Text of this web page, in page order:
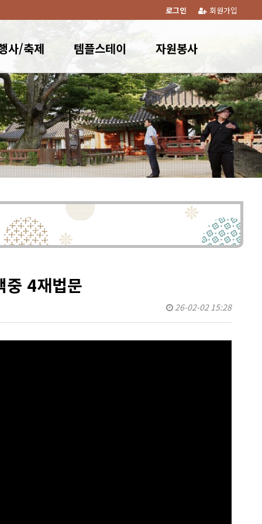
회원가입
로그인
사/축제 템플스테이 자원봉사
중 4재법문
26-02-02 15:28